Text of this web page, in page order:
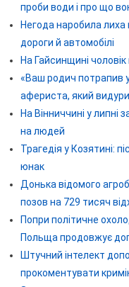
проби води і про що
Негода наробила лиха
дороги й автомобілі
На Гайсинщині
«Ваш родич потрапив
афериста, який
На Вінниччині у липні
на людей
Трагедія у Козятині:
юнак
Донька відомого
позов на 729 тисяч
Попри політичне
Польща продовжує
Штучний інтелект
прокоментувати